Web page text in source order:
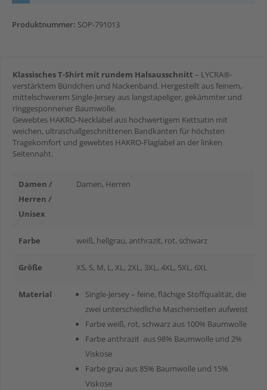
Produktnummer: SOP-791013
Klassisches T-Shirt mit rundem Halsausschnitt – LYCRA®-
verstärktem Bündchen und Nackenband. Hergestellt aus feinem,
mittelschwerem Single-Jersey aus langstapeliger, gekämmter und
ringgesponnener Baumwolle.
Gewebtes HAKRO-Necklabel aus hochwertigem Kettsatin mit
weichen, ultraschallgeschnittenen Bandkanten für höchsten
Tragekomfort und gewebtes HAKRO-Flaglabel an der linken
Seitennaht.
Damen /
Herren /
Unisex
Damen, Herren
Farbe weiß, hellgrau, anthrazit, rot, schwarz
Größe XS, S, M, L, XL, 2XL, 3XL, 4XL, 5XL, 6XL
Material
Single-Jersey – feine, flächige Stoffqualität, die
zwei unterschiedliche Maschenseiten aufweist
Farbe weiß, rot, schwarz aus 100% Baumwolle
Farbe anthrazit aus 98% Baumwolle und 2%
Viskose
Farbe grau aus 85% Baumwolle und 15%
Viskose